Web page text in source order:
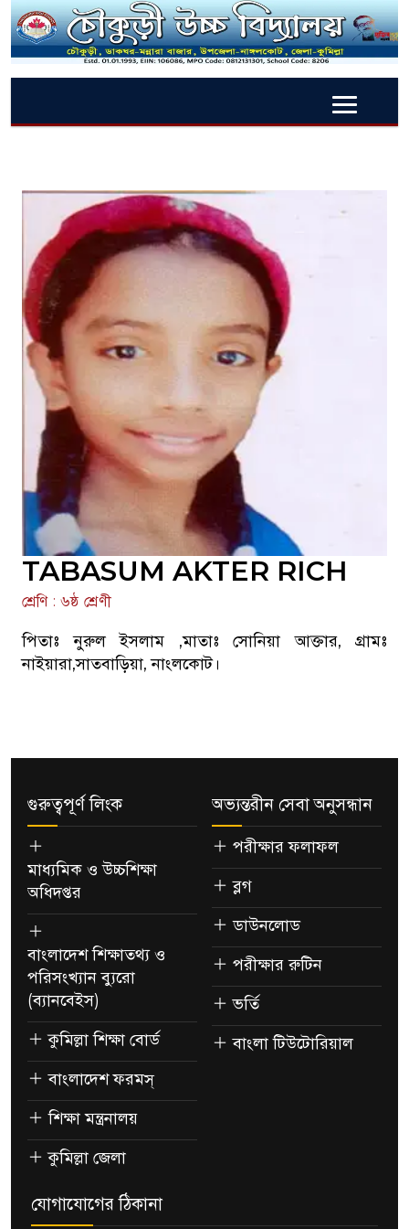
TABASUM AKTER RICH
শ্রেণি : ৬ষ্ঠ শ্রেণী
পিতাঃ নুরুল ইসলাম ,মাতাঃ সোনিয়া আক্তার, গ্রামঃ
নাইয়ারা,সাতবাড়িয়া, নাংলকোট।
গুরুত্বপূর্ণ লিংক
মাধ্যমিক ও উচ্চশিক্ষা
অধিদপ্তর
বাংলাদেশ শিক্ষাতথ্য ও
পরিসংখ্যান ব্যুরো
(ব্যানবেইস)
কুমিল্লা শিক্ষা বোর্ড
বাংলাদেশ ফরমস্
শিক্ষা মন্ত্রনালয়
কুমিল্লা জেলা
অভ্যন্তরীন সেবা অনুসন্ধান
পরীক্ষার ফলাফল
ব্লগ
ডাউনলোড
পরীক্ষার রুটিন
ভর্তি
বাংলা টিউটোরিয়াল
যোগাযোগের ঠিকানা